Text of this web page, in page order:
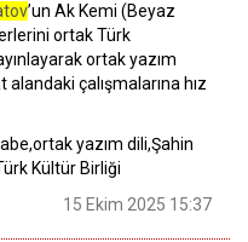
’un Ak Kemi (Beyaz
ortak Türk
ortak yazım
alandaki çalışmalarına hız
yazım dili,Şahin
Kültür Birliği
15 Ekim 2025 15:37